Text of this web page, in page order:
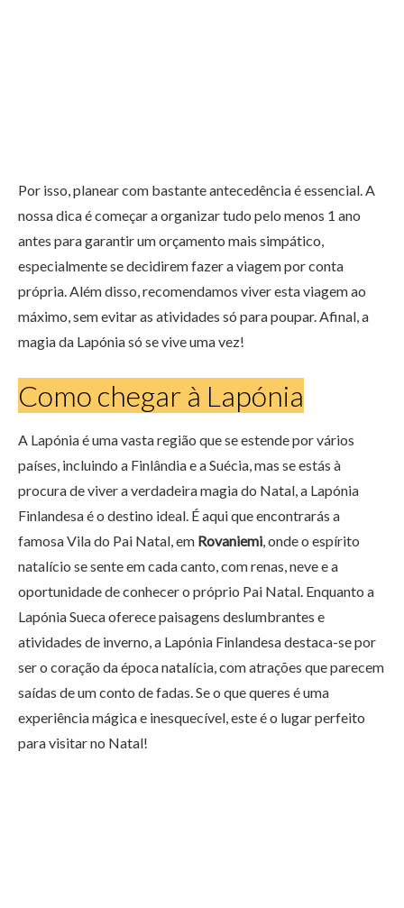
Por isso, planear com bastante antecedência é essencial. A
nossa dica é começar a organizar tudo pelo menos 1 ano
antes para garantir um orçamento mais simpático,
especialmente se decidirem fazer a viagem por conta
própria. Além disso, recomendamos viver esta viagem ao
máximo, sem evitar as atividades só para poupar. Afinal, a
magia da Lapónia só se vive uma vez!
Como chegar à Lapónia
A Lapónia é uma vasta região que se estende por vários
países, incluindo a Finlândia e a Suécia, mas se estás à
procura de viver a verdadeira magia do Natal, a Lapónia
Finlandesa é o destino ideal. É aqui que encontrarás a
famosa Vila do Pai Natal, em Rovaniemi, onde o espírito
natalício se sente em cada canto, com renas, neve e a
oportunidade de conhecer o próprio Pai Natal. Enquanto a
Lapónia Sueca oferece paisagens deslumbrantes e
atividades de inverno, a Lapónia Finlandesa destaca-se por
ser o coração da época natalícia, com atrações que parecem
saídas de um conto de fadas. Se o que queres é uma
experiência mágica e inesquecível, este é o lugar perfeito
para visitar no Natal!